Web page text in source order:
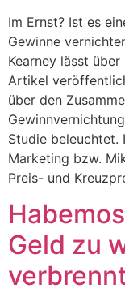
Im Ernst? Ist es
Gewinne
Kearney lässt über
Artikel
über den
Studie beleuchtet.
Marketing bzw.
Preis- und
Geld zu